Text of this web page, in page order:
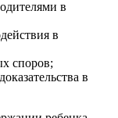
в
в
споров;
в